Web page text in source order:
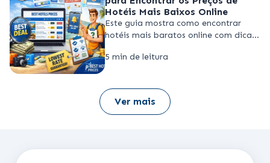
Hotéis Mais Baixos Online
Este guia mostra como encontrar
hotéis mais baratos online com dicas
comparadores como Best Hotels
5 min de leitura
Ver mais